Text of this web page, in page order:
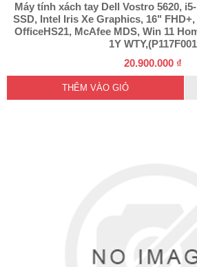
Máy tính xách tay Dell Vostro 5620,
SSD, Intel Iris Xe Graphics, 16" FHD+,
OfficeHS21, McAfee MDS, Win 11
1Y
20.900.000 ₫